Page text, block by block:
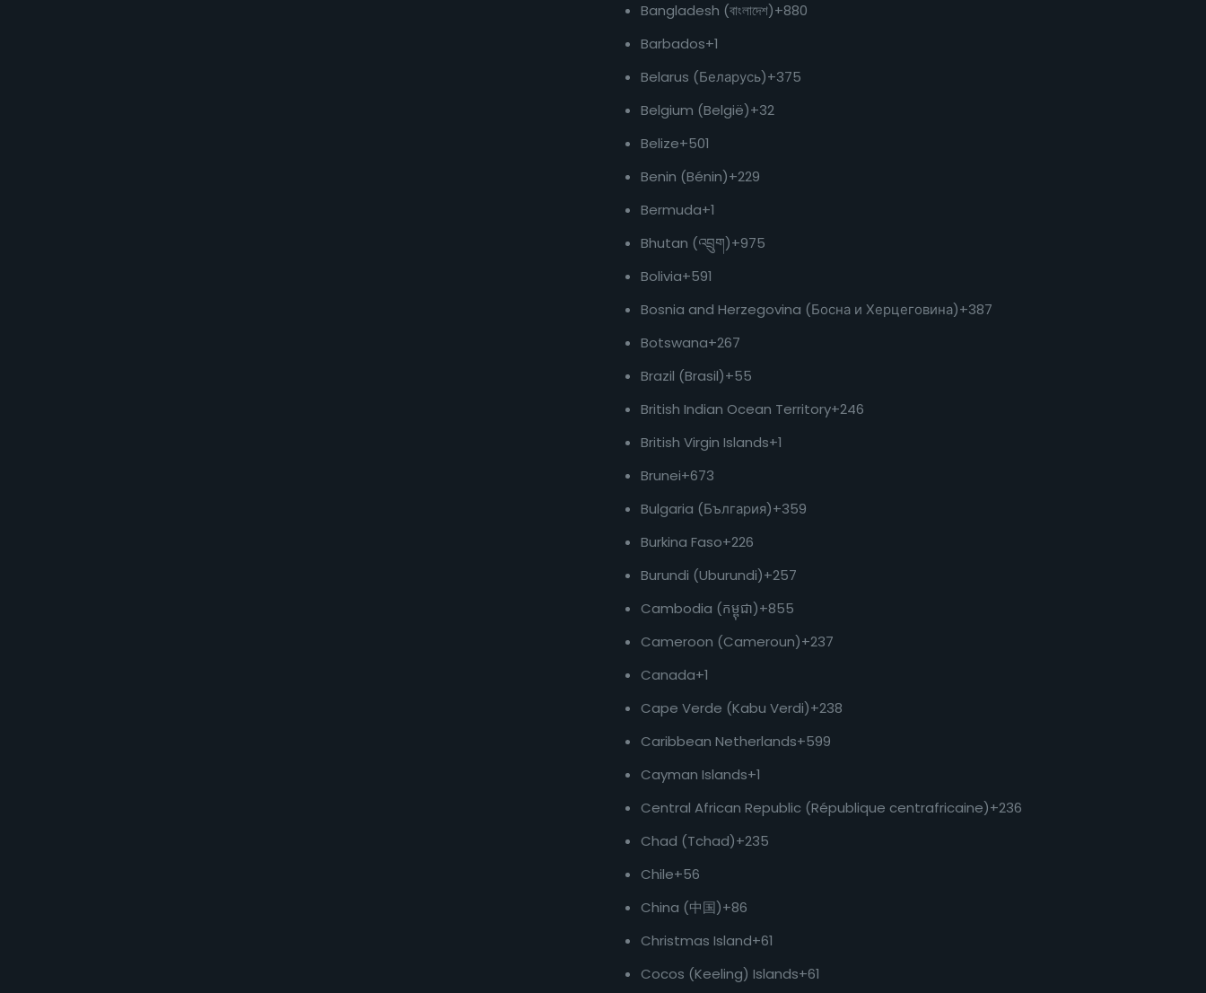
Bangladesh (বাংলাদেশ)+880
Barbados+1
Belarus (Беларусь)+375
Belgium (België)+32
Belize+501
Benin (Bénin)+229
Bermuda+1
Bhutan (འབྲུག)+975
Bolivia+591
Bosnia and Herzegovina (Босна и Херцеговина)+387
Botswana+267
Brazil (Brasil)+55
British Indian Ocean Territory+246
British Virgin Islands+1
Brunei+673
Bulgaria (България)+359
Burkina Faso+226
Burundi (Uburundi)+257
Cambodia (កម្ពុជា)+855
Cameroon (Cameroun)+237
Canada+1
Cape Verde (Kabu Verdi)+238
Caribbean Netherlands+599
Cayman Islands+1
Central African Republic (République centrafricaine)+236
Chad (Tchad)+235
Chile+56
China (中国)+86
Christmas Island+61
Cocos (Keeling) Islands+61